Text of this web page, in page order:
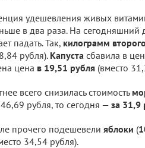
удешевления живых
в два раза. На сегодняшний
падать. Так, килограмм
рубля). Капуста сбавила в
цена в 19,51 рубля (вместо
всего снизилась стоимость
46,69 рубля, то сегодня — за 31,9
прочего подешевели яблоки (
34,54 рубля).